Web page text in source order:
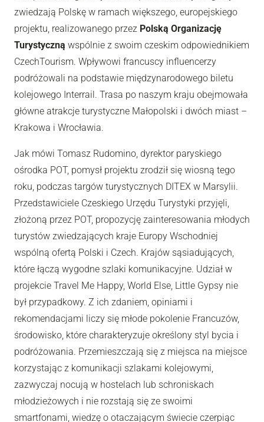
zwiedzają Polskę w ramach większego, europejskiego
projektu, realizowanego przez Polską Organizację
Turystyczną wspólnie z swoim czeskim odpowiednikiem
CzechTourism. Wpływowi francuscy influencerzy
podróżowali na podstawie międzynarodowego biletu
kolejowego Interrail. Trasa po naszym kraju obejmowała
główne atrakcje turystyczne Małopolski i dwóch miast –
Krakowa i Wrocławia.
Jak mówi Tomasz Rudomino, dyrektor paryskiego
ośrodka POT, pomysł projektu zrodził się wiosną tego
roku, podczas targów turystycznych DITEX w Marsylii.
Przedstawiciele Czeskiego Urzędu Turystyki przyjęli,
złożoną przez POT, propozycję zainteresowania młodych
turystów zwiedzających kraje Europy Wschodniej
wspólną ofertą Polski i Czech. Krajów sąsiadujących,
które łączą wygodne szlaki komunikacyjne. Udział w
projekcie Travel Me Happy, World Else, Little Gypsy nie
był przypadkowy. Z ich zdaniem, opiniami i
rekomendacjami liczy się młode pokolenie Francuzów,
środowisko, które charakteryzuje określony styl bycia i
podróżowania. Przemieszczają się z miejsca na miejsce
korzystając z komunikacji szlakami kolejowymi,
zazwyczaj nocują w hostelach lub schroniskach
młodzieżowych i nie rozstają się ze swoimi
smartfonami, wiedzę o otaczającym świecie czerpiąc